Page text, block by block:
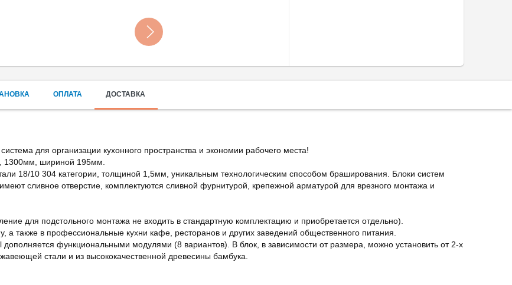
ОПЛАТА ДОСТАВКА
для организации кухонного пространства и экономии рабочего места!
1300мм, шириной 195мм.
18/10 304 категории, толщиной 1,5мм, уникальным технологическим способом браширования. Блоки систем
сливное отверстие, комплектуются сливной фурнитурой, крепежной арматурой для врезного монтажа и
для подстольного монтажа не входить в стандартную комплектацию и приобретается отдельно).
также в профессиональные кухни кафе, ресторанов и других заведений общественного питания.
функциональными модулями (8 вариантов). В блок, в зависимости от размера, можно установить от 2-х
стали и из высококачественной древесины бамбука.